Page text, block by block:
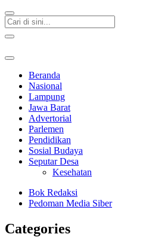
Beranda
Nasional
Lampung
Jawa Barat
Advertorial
Parlemen
Pendidikan
Sosial Budaya
Seputar Desa
Kesehatan
Bok Redaksi
Pedoman Media Siber
Categories